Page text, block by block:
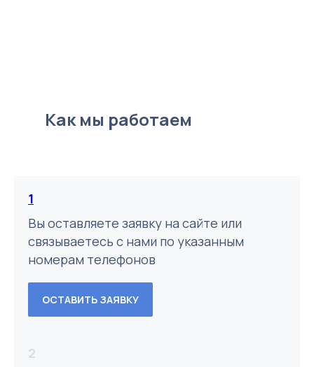
Как мы работаем
1
Вы оставляете заявку на сайте или
связываетесь с нами по указанным
номерам телефонов
ОСТАВИТЬ ЗАЯВКУ
2